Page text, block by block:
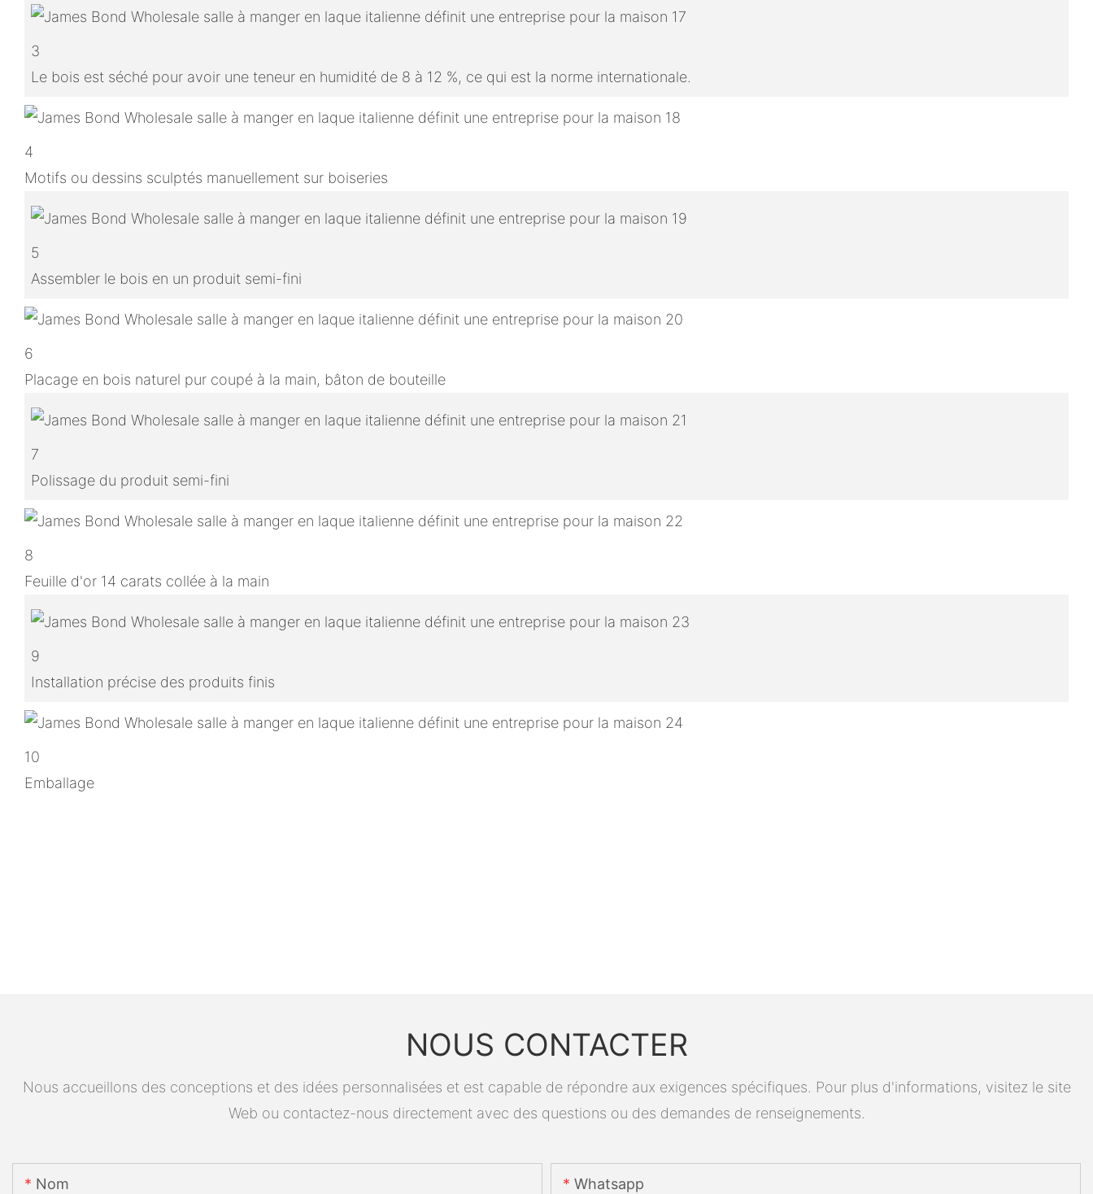
3
Le bois est séché pour avoir une teneur en humidité de 8 à 12 %, ce qui est la norme internationale.
4
Motifs ou dessins sculptés manuellement sur boiseries
5
Assembler le bois en un produit semi-fini
6
Placage en bois naturel pur coupé à la main, bâton de bouteille
7
Polissage du produit semi-fini
8
Feuille d'or 14 carats collée à la main
9
Installation précise des produits finis
10
Emballage
NOUS CONTACTER
Nous accueillons des conceptions et des idées personnalisées et est capable de répondre aux exigences spécifiques. Pour plus d'informations, visitez le site
Web ou contactez-nous directement avec des questions ou des demandes de renseignements.
Nom Whatsapp